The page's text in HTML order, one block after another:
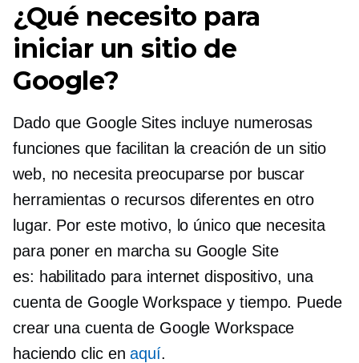
¿Qué necesito para
iniciar un sitio de
Google?
Dado que Google Sites incluye numerosas
funciones que facilitan la creación de un sitio
web, no necesita preocuparse por buscar
herramientas o recursos diferentes en otro
lugar. Por este motivo, lo único que necesita
para poner en marcha su Google Site
es: habilitado para internet dispositivo, una
cuenta de Google Workspace y tiempo. Puede
crear una cuenta de Google Workspace
haciendo clic enaquí.